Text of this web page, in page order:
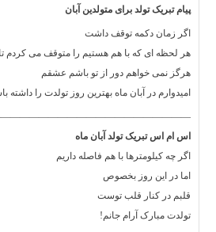
پیام تبریک تولد برای متولدین آبان
اگر زمان دکمه توقف داشت
هر لحظه ای که با هم هستیم را متوقف می کردم
هرگز نمی خواهم دور از تو باشم عشقم
امیدوارم در آبان ماه بهترین روز تولدت را داشته
اس ام اس تبریک تولد آبان ماه
اگر چه کیلومترها با هم فاصله داریم
اما در این روز بخصوص
قلبم در کنار قلب توست
تولدت مبارک آرام جانم!